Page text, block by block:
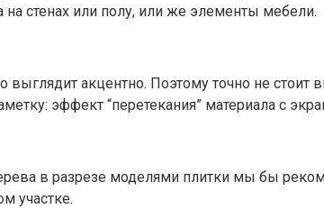
на стенах или полу, или же элементы мебели.
акцентно. Поэтому точно не стоит
эффект “перетекания” материала с
в разрезе моделями плитки мы бы
участке.